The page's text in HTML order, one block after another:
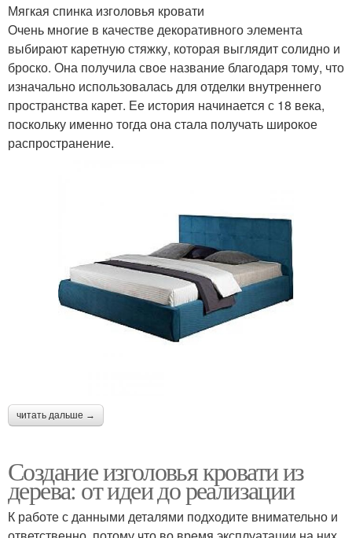
Мягкая спинка изголовья кровати
Очень многие в качестве декоративного элемента
выбирают каретную стяжку, которая выглядит солидно и
броско. Она получила свое название благодаря тому, что
изначально использовалась для отделки внутреннего
пространства карет. Ее история начинается с 18 века,
поскольку именно тогда она стала получать широкое
распространение.
читать дальше →
Создание изголовья кровати из
дерева: от идеи до реализации
К работе с данными деталями подходите внимательно и